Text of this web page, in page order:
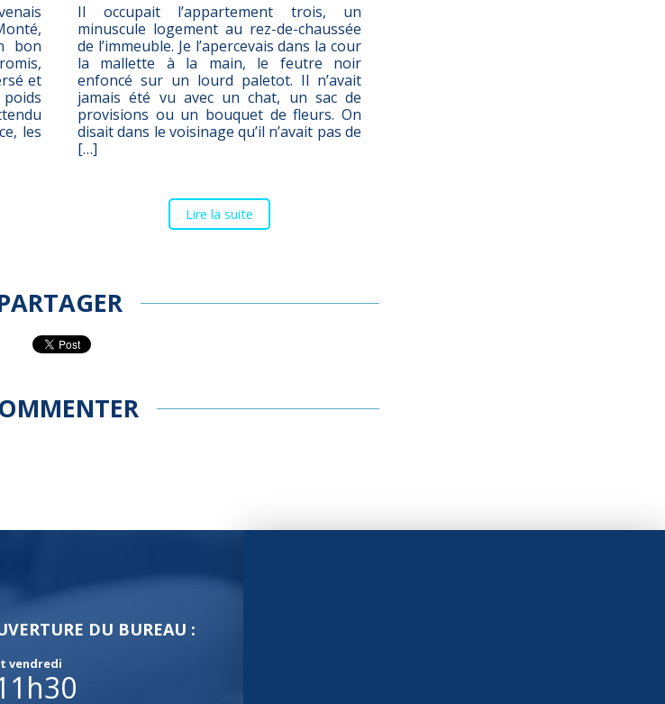
bon
et
les
Il occupait l’appartement trois, un
minuscule logement au rez-de-chaussée
de l’immeuble. Je l’apercevais dans la cour
la mallette à la main, le feutre noir
enfoncé sur un lourd paletot. Il n’avait
jamais été vu avec un chat, un sac de
provisions ou un bouquet de fleurs. On
disait dans le voisinage qu’il n’avait pas de
[…]
Lire la suite
DU BUREAU :
vendredi